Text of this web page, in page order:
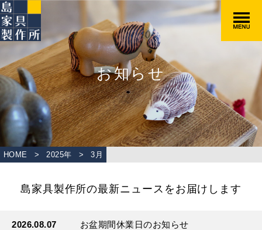
お知らせ
HOME > 2025年 > 3 月
島家具製作所の最新ニュースをお届けします
2026.08.07 お盆期間休業日のお知らせ